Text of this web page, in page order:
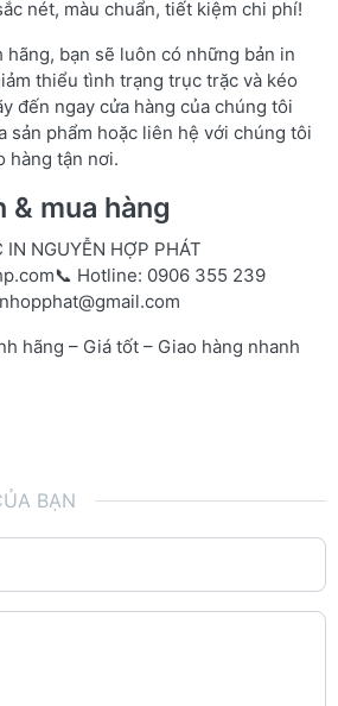
nét, màu chuẩn, tiết kiệm chi phí!
bạn sẽ luôn có những bản in
thiểu tình trạng trục trặc và kéo
đến ngay cửa hàng của chúng tôi
sản phẩm hoặc liên hệ với chúng tôi
hàng tận nơi.
& mua hàng
NGUYỄN HỢP PHÁT
📞 Hotline: 0906 355 239
hãng – Giá tốt – Giao hàng nhanh
BẠN